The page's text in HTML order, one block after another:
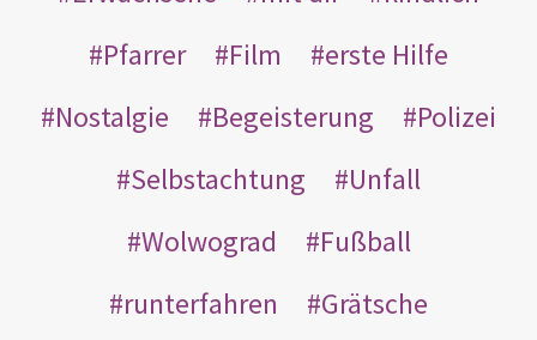
Pfarrer
Film
erste Hilfe
Nostalgie
Begeisterung
Polizei
Selbstachtung
Unfall
Wolwograd
Fußball
runterfahren
Grätsche